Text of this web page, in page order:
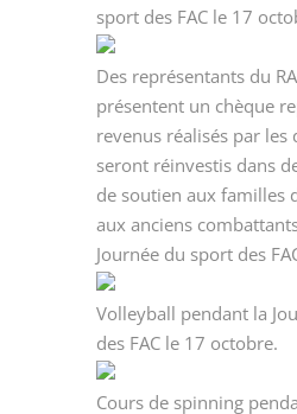
sport des FAC le 17
Des représentants du
présentent un chèque
revenus réalisés par les
seront réinvestis dans
de soutien aux familles
aux anciens
Journée du sport des
Volleyball pendant la
des FAC le 17 octobre.
Cours de spinning